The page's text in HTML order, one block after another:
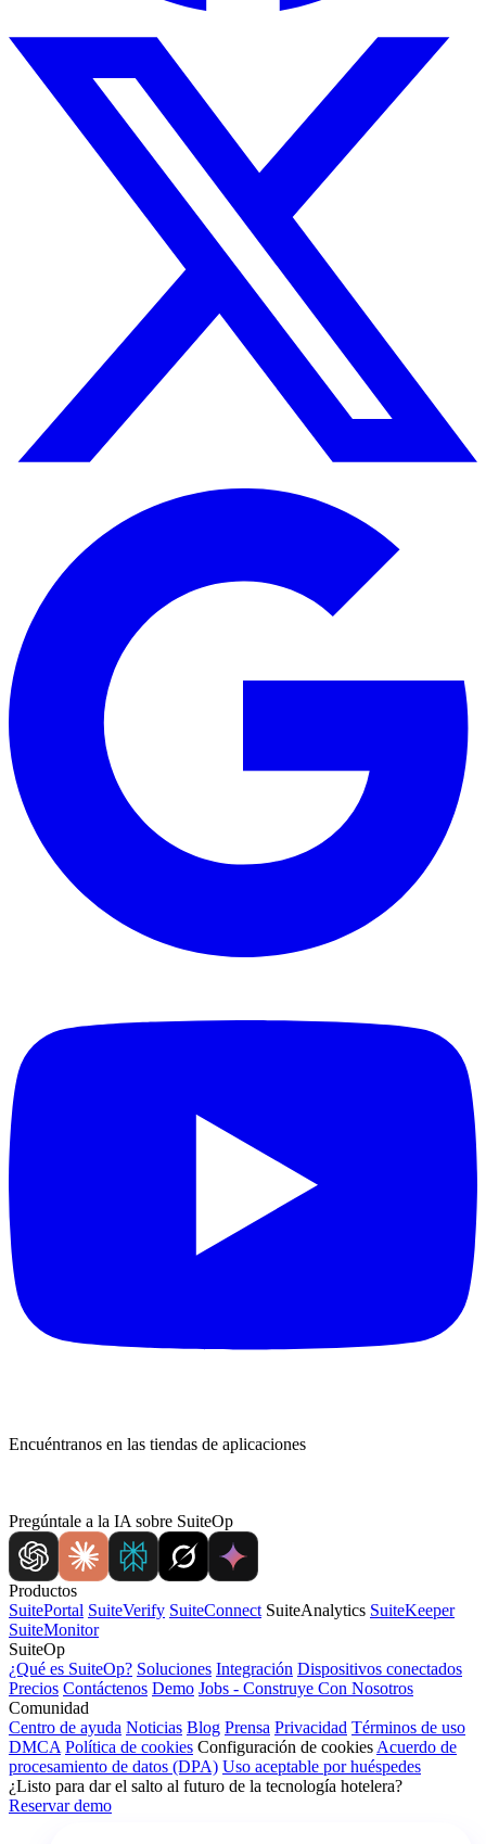
Encuéntranos en las tiendas de aplicaciones
Pregúntale a la IA sobre SuiteOp
Productos
SuitePortal SuiteVerify SuiteConnect SuiteAnalytics SuiteKeeper
SuiteMonitor
SuiteOp
¿Qué es SuiteOp? Soluciones Integración Dispositivos conectados
Precios Contáctenos Demo Jobs - Construye Con Nosotros
Comunidad
Centro de ayuda Noticias Blog Prensa Privacidad Términos de uso
DMCA Política de cookies Configuración de cookies Acuerdo de
procesamiento de datos (DPA) Uso aceptable por huéspedes
¿Listo para dar el salto al futuro de la tecnología hotelera?
Reservar demo